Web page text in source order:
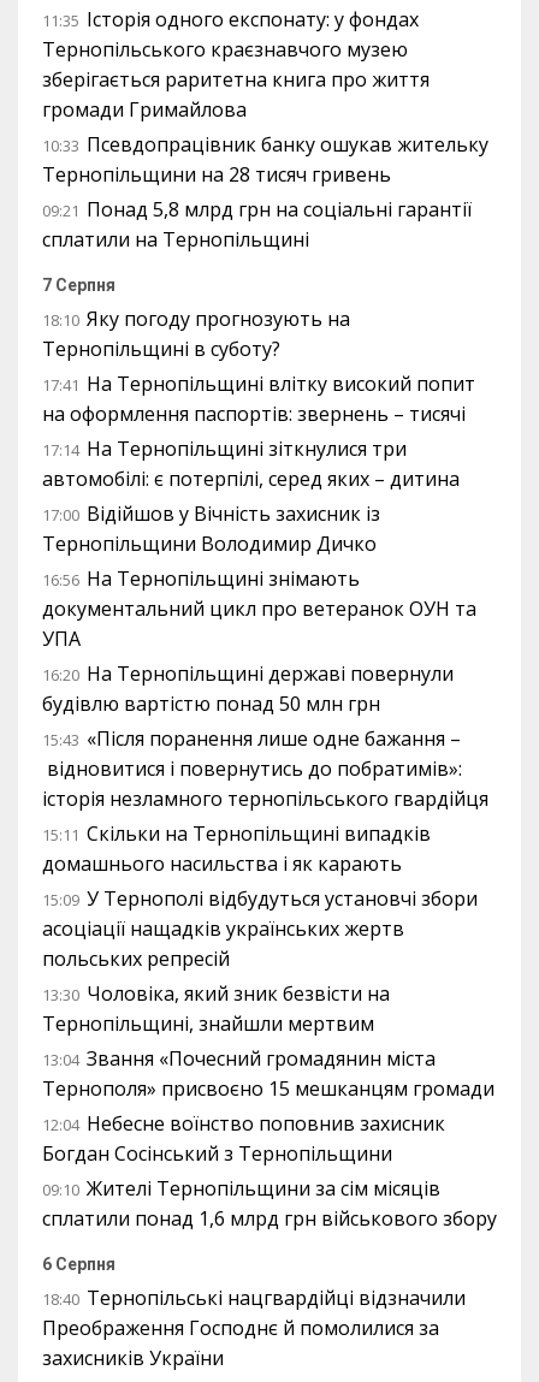
11:35 Історія одного експонату: у фондах
Тернопільського краєзнавчого музею
зберігається раритетна книга про життя
громади Гримайлова
10:33 Псевдопрацівник банку ошукав жительку
Тернопільщини на 28 тисяч гривень
09:21 Понад 5,8 млрд грн на соціальні гарантії
сплатили на Тернопільщині
7 Серпня
18:10 Яку погоду прогнозують на
Тернопільщині в суботу?
17:41 На Тернопільщині влітку високий попит
на оформлення паспортів: звернень – тисячі
17:14 На Тернопільщині зіткнулися три
автомобілі: є потерпілі, серед яких – дитина
17:00 Відійшов у Вічність захисник із
Тернопільщини Володимир Дичко
16:56 На Тернопільщині знімають
документальний цикл про ветеранок ОУН та
УПА
16:20 На Тернопільщині державі повернули
будівлю вартістю понад 50 млн грн
15:43 «Після поранення лише одне бажання –
відновитися і повернутись до побратимів»:
історія незламного тернопільського гвардійця
15:11 Скільки на Тернопільщині випадків
домашнього насильства і як карають
15:09 У Тернополі відбудуться установчі збори
асоціації нащадків українських жертв
польських репресій
13:30 Чоловіка, який зник безвісти на
Тернопільщині, знайшли мертвим
13:04 Звання «Почесний громадянин міста
Тернополя» присвоєно 15 мешканцям громади
12:04 Небесне воїнство поповнив захисник
Богдан Сосінський з Тернопільщини
09:10 Жителі Тернопільщини за сім місяців
сплатили понад 1,6 млрд грн військового збору
6 Серпня
18:40 Тернопільські нацгвардійці відзначили
Преображення Господнє й помолилися за
захисників України